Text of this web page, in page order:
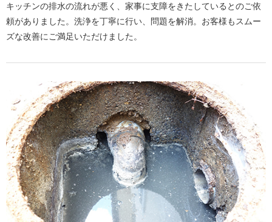
キッチンの排水の流れが悪く、家事に支障をきたしているとのご依
頼がありました。洗浄を丁寧に行い、問題を解消。お客様もスムー
ズな改善にご満足いただけました。